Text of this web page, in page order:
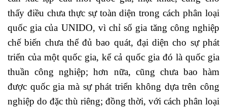
thấy điều chưa thực sự toàn diện trong cách phân loại
quốc gia của UNIDO, vì chỉ số gia tăng công nghiệp
chế biến chưa thể đủ bao quát, đại diện cho sự phát
triển của một quốc gia, kể cả quốc gia đó là quốc gia
thuần công nghiệp; hơn nữa, cũng chưa bao hàm
được quốc gia mà sự phát triển không dựa trên công
nghiệp do đặc thù riêng; đồng thời, với cách phân loại